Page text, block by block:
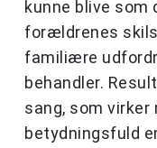
kunne blive som
forældrenes
familiære
behandler.
sang, som
betydningsfuld